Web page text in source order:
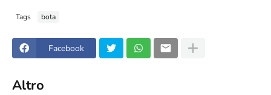
Tags bota
Facebook
Altro